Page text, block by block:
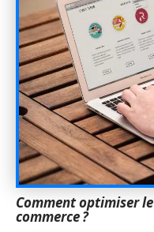
Comment optimiser
commerce ?